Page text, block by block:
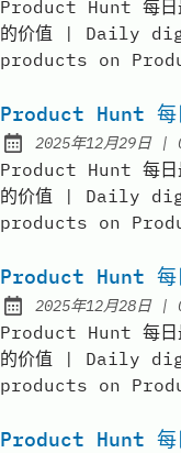
Product Hunt 每日最
的价值 | Daily
products on
Product Hunt
Published:
2025年12月29日|
Product Hunt 每日最
的价值 | Daily
products on
Product Hunt
Published:
2025年12月28日|
Product Hunt 每日最
的价值 | Daily
products on
Product Hunt